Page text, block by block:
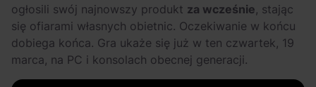
ogłosili swój najnowszy produkt za wcześnie , stając
się ofiarami własnych obietnic. Oczekiwanie w końcu
dobiega końca. Gra ukaże się już w ten czwartek, 19
marca, na PC i konsolach obecnej generacji.